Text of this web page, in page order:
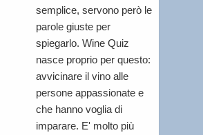
semplice, servono però le
parole giuste per
spiegarlo. Wine Quiz
nasce proprio per questo:
avvicinare il vino alle
persone appassionate e
che hanno voglia di
imparare. E' molto più